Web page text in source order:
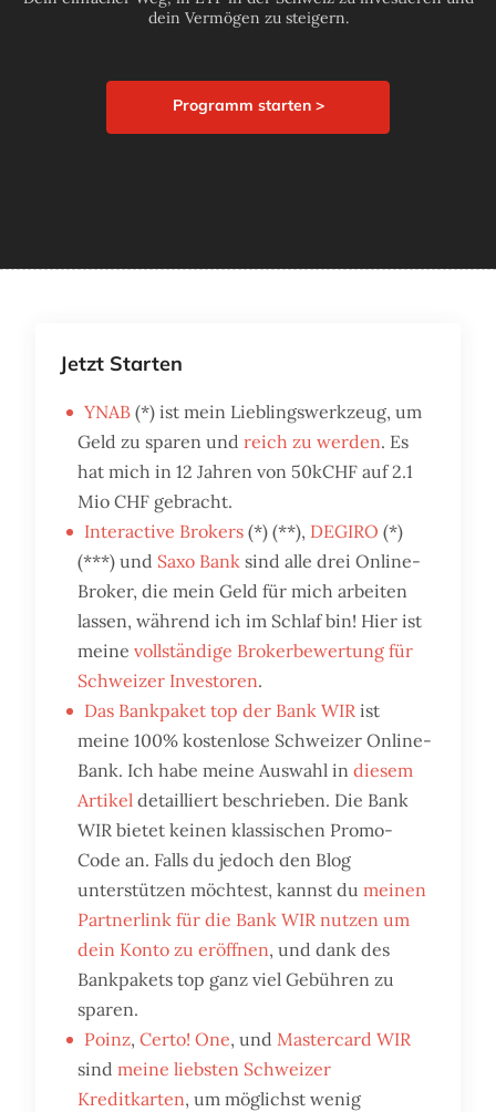
dein Vermögen zu steigern.
Programm starten >
Jetzt Starten
YNAB (*) ist mein Lieblingswerkzeug, um
Geld zu sparen undreich zu werden. Es
hat mich in 12 Jahren von 50kCHF auf 2.1
Mio CHF gebracht.
Interactive Brokers (*) (**), DEGIRO (*)
(***) und Saxo Bank sind alle drei Online-
Broker, die mein Geld für mich arbeiten
lassen, während ich im Schlaf bin! Hier ist
meinevollständige Brokerbewertung für
Schweizer Investoren.
Das Bankpaket top der Bank WIR ist
meine 100% kostenlose Schweizer Online-
Bank. Ich habe meine Auswahl indiesem
Artikel detailliert beschrieben. Die Bank
WIR bietet keinen klassischen Promo-
Code an. Falls du jedoch den Blog
unterstützen möchtest, kannst dumeinen
Partnerlink für die Bank WIR nutzen um
dein Konto zu eröffnen, und dank des
Bankpakets top ganz viel Gebühren zu
sparen.
Poinz,Certo! One, undMastercard WIR
sindmeine liebsten Schweizer
Kreditkarten, um möglichst wenig